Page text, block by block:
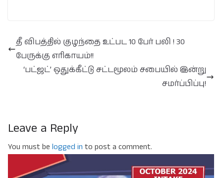
தீ விபத்தில் குழந்தை உட்பட 10 பேர் பலி ! 30
பேருக்கு எரிகாயம்!!
‘பட்ஜட்’ ஒதுக்கீட்டு சட்டமூலம் சபையில் இன்று
சமர்ப்பிப்பு!
Leave a Reply
You must be logged in to post a comment.